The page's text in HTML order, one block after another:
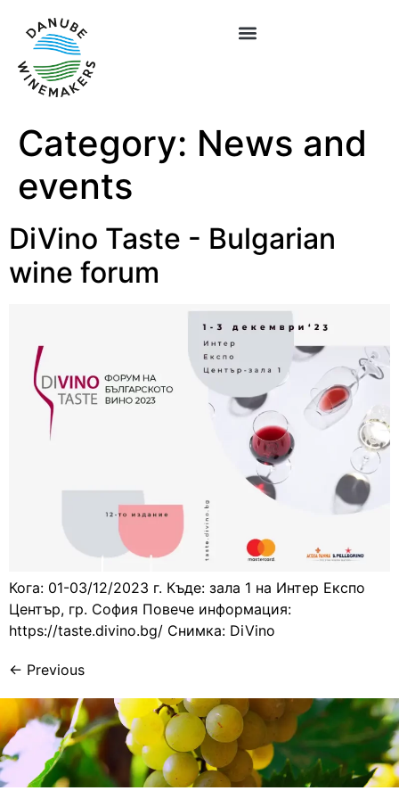
Category: News and
events
DiVino Taste - Bulgarian
wine forum
Кога: 01-03/12/2023 г. Къде: зала 1 на Интер Експо
Център, гр. София Повече информация:
https://taste.divino.bg/ Снимка: DiVino
← Previous